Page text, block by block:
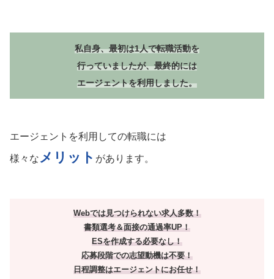
私自身、最初は1人で転職活動を
行っていましたが、最終的には
エージェントを利用しました。
エージェントを利用しての転職には
様々なメリット があります。
Webでは見つけられない求人多数！
書類選考＆面接の通過率UP！
ESを作成する必要なし！
応募段階での志望動機は不要！
日程調整はエージェントにお任せ！